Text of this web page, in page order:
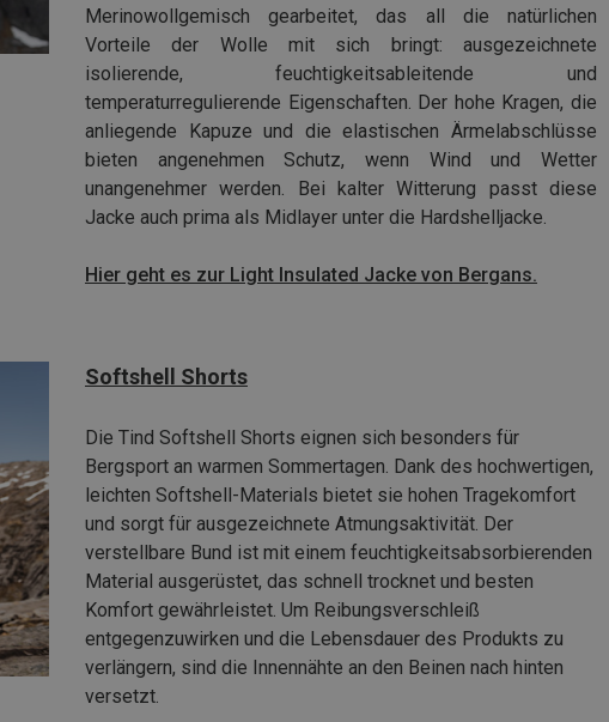
Merinowollgemisch gearbeitet, das all die natürlichen
Vorteile der Wolle mit sich bringt: ausgezeichnete
isolierende, feuchtigkeitsableitende und
temperaturregulierende Eigenschaften. Der hohe Kragen, die
anliegende Kapuze und die elastischen Ärmelabschlüsse
bieten angenehmen Schutz, wenn Wind und Wetter
unangenehmer werden. Bei kalter Witterung passt diese
Jacke auch prima als Midlayer unter die Hardshelljacke.
Hier geht es zur Light Insulated Jacke von Bergans.
Softshell Shorts
Die Tind Softshell Shorts eignen sich besonders für
Bergsport an warmen Sommertagen. Dank des hochwertigen,
leichten Softshell-Materials bietet sie hohen Tragekomfort
und sorgt für ausgezeichnete Atmungsaktivität. Der
verstellbare Bund ist mit einem feuchtigkeitsabsorbierenden
Material ausgerüstet, das schnell trocknet und besten
Komfort gewährleistet. Um Reibungsverschleiß
entgegenzuwirken und die Lebensdauer des Produkts zu
verlängern, sind die Innennähte an den Beinen nach hinten
versetzt.